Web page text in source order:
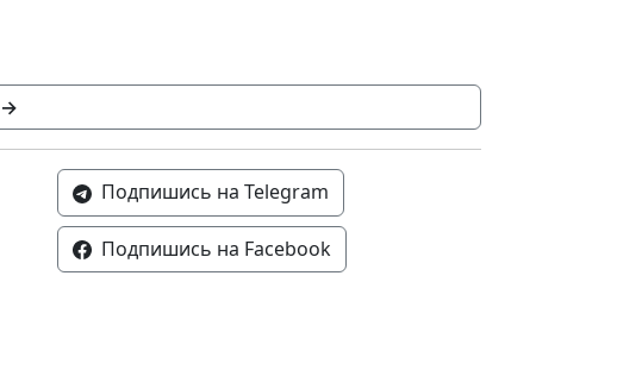
→
Подпишись на Telegram
Подпишись на Facebook